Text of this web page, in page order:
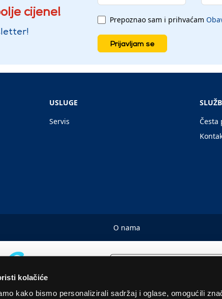
kolačiće
kako bismo personalizirali sadržaj i oglase, omogućili
cijene!
Prepoznao sam i prihvaćam
Prijavljam se
USLUGE
Servis
Česta
O nama